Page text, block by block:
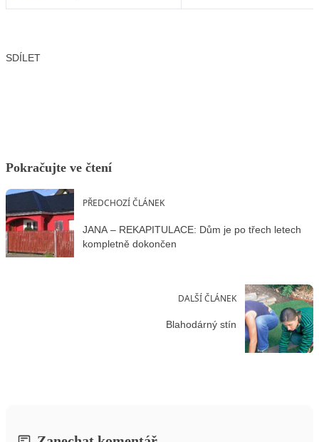
SDÍLET
Pokračujte ve čtení
PŘEDCHOZÍ ČLÁNEK
JANA – REKAPITULACE: Dům je po třech letech
kompletně dokončen
DALŠÍ ČLÁNEK
Blahodárný stín